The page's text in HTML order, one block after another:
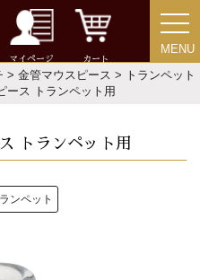
マイページ カート
MENU
MENU
> 金管マウスピース > トランペット
ース トランペット用
トランペット用
ンペット